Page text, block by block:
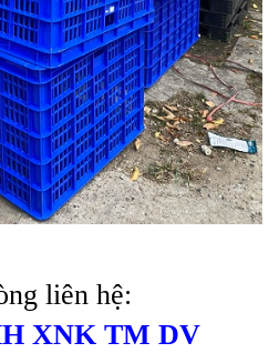
liên hệ:
XNK TM DV